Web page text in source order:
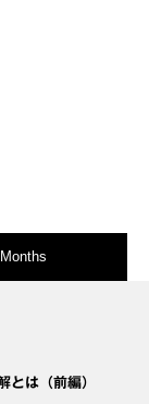
とは（前編）